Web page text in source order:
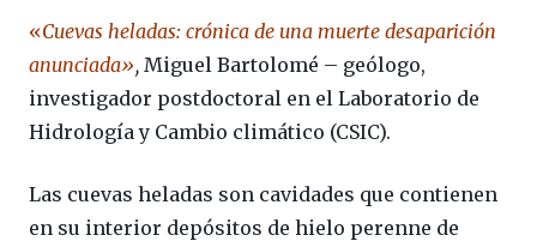
«Cuevas heladas: crónica de una muerte desaparición
anunciada», Miguel Bartolomé – geólogo,
investigador postdoctoral en el Laboratorio de
Hidrología y Cambio climático (CSIC).
Las cuevas heladas son cavidades que contienen
en su interior depósitos de hielo perenne de